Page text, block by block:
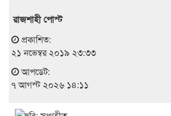
রাজশাহী পোস্ট
প্রকাশিত:
২১ নভেম্বর ২০১৯ ২৩:৩৩
আপডেট:
৭ আগস্ট ২০২৬ ১৪:১১